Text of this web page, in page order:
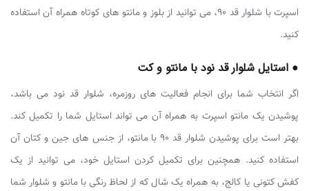
اسپرت با شلوار قد ۹۰، می توانید از بلوز و مانتو های کوتاه همراه آن استفاده
کنید.
● استایل شلوار قد نود با مانتو و کت
اگر انتخاب شما برای انجام فعالیت های روزمره، شلوار قد نود می باشد،
پوشیدن یک مانتو اسپرت به همراه آن می تواند استایل شما را تکمیل کند.
بهتر است برای پوشیدن شلوار قد ۹۰ با مانتو، از جنس های جین و کتان آن
استفاده کنید. همچنین برای تکمیل کردن استایل خود، می توانید از یک
کفش کتونی یا کالج، به همراه یک شال که از لحاظ رنگی با مانتو و شلوار شما